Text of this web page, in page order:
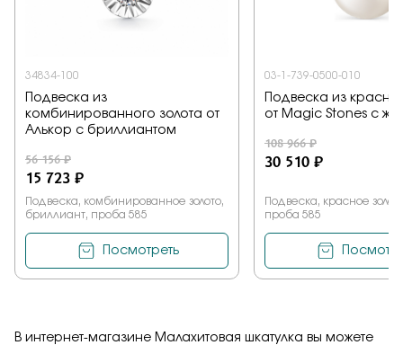
34834-100
Подвеска из
комбинированного золота от
Алькор с бриллиантом
56 156 ₽
15 723 ₽
Подвеска, комбинированное золото,
бриллиант, проба 585
Посмотреть
03-1-739-0500-010
Подвеска из
от Magic Stones с
108 966 ₽
30 510 ₽
Подвеска, красное
проба 585
В интернет-магазине Малахитовая шкатулка вы можете